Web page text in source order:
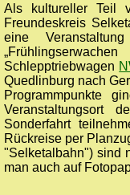
Als kultureller Teil
Freundeskreis
eine
Schlepptriebwagen
Quedlinburg nach
Programmpunkte
Veranstaltungsort
Sonderfahrt
Rückreise per
"Selketalbahn") sind
man auch auf